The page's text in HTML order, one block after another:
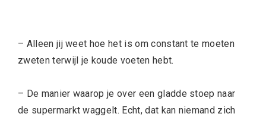
– Alleen jij weet hoe het is om constant te moeten
zweten terwijl je koude voeten hebt.
– De manier waarop je over een gladde stoep naar
de supermarkt waggelt. Echt, dat kan niemand zich